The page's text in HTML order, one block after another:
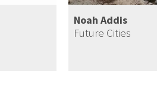
Noah Addis
Future Cities